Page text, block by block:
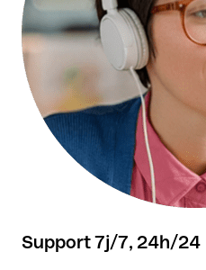
Support 7j/7, 24h/24